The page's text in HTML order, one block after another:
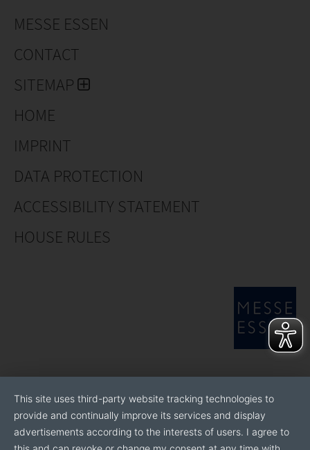
MESSE ESSEN
CONTACT
SITEMAP
HOME
IMPRINT
DATA PROTECTION
ACCESSIBILITY STATEMENT
HOUSE RULES
This site uses third-party website tracking technologies to
provide and continually improve its services and display
advertisements according to the interests of users. I agree to